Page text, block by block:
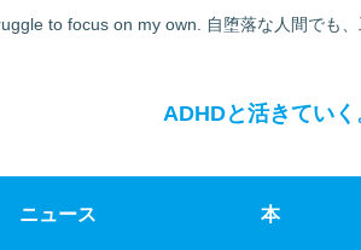
to focus on my own. 自堕落な人間でも
ADHDと活きていく
ニュース 本